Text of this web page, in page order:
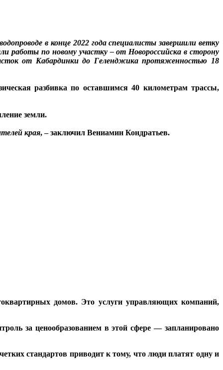
в конце 2022 года специалисты завершили ветку
работы по новому участку – от Новороссийска в сторону
от Кабардинки до Геленджика протяженностью 18
разбивка по оставшимся 40 километрам трассы,
земли.
края, – заключил Вениамин Кондратьев.
домов. Это услуги управляющих компаний,
за ценообразованием в этой сфере — запланировано
стандартов приводит к тому, что люди платят одну и